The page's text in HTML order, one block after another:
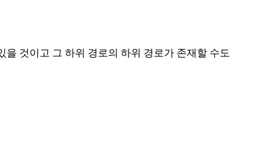
것이고 그 하위 경로의 하위 경로가 존재할 수도